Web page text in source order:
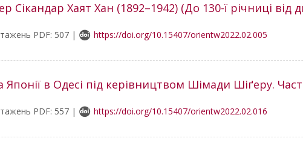
Сікандар Хаят Хан (1892–1942) (До 130-ї річниці від
PDF: 507 |
https://doi.org/10.15407/orientw2022.02.005
Японії в Одесі під керівництвом Шімади Шіґеру.
PDF: 557 |
https://doi.org/10.15407/orientw2022.02.016